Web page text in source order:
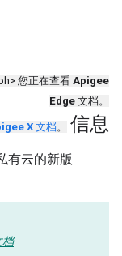
您正在查看 Apigee
Edge 文档。
X文档。 信息
有云的新版
档